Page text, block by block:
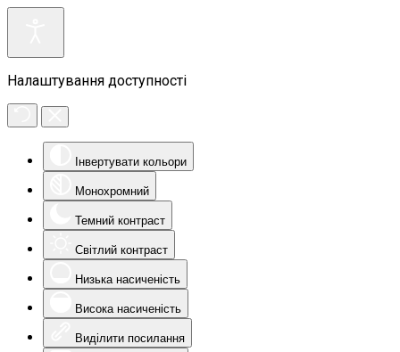
Налаштування доступності
Інвертувати кольори
Монохромний
Темний контраст
Світлий контраст
Низька насиченість
Висока насиченість
Виділити посилання